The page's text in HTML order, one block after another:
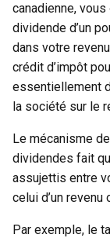
canadienne,
dividende d’un
dans votre
crédit d’impôt
essentiellement
la société sur le
Le mécanisme
dividendes fait
assujettis entre
celui d’un revenu
Par exemple, le